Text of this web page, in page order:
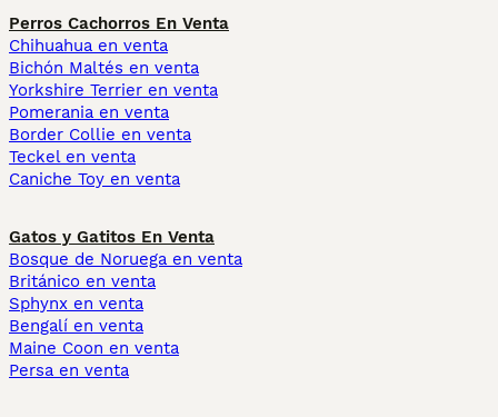
Perros Cachorros En Venta
Chihuahua en venta
Bichón Maltés en venta
Yorkshire Terrier en venta
Pomerania en venta
Border Collie en venta
Teckel en venta
Caniche Toy en venta
Gatos y Gatitos En Venta
Bosque de Noruega en venta
Británico en venta
Sphynx en venta
Bengalí en venta
Maine Coon en venta
Persa en venta